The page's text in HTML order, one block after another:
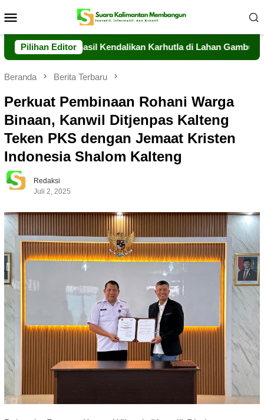
ke
Mobile
Pilihan Editor
Berhasil Kendalikan Karhutla di Lahan Gambut Timpah
Beranda Berita Terbaru
Perkuat Pembinaan Rohani Warga
Binaan, Kanwil Ditjenpas Kalteng
Teken PKS dengan Jemaat Kristen
Indonesia Shalom Kalteng
Redaksi
Juli 2, 2025